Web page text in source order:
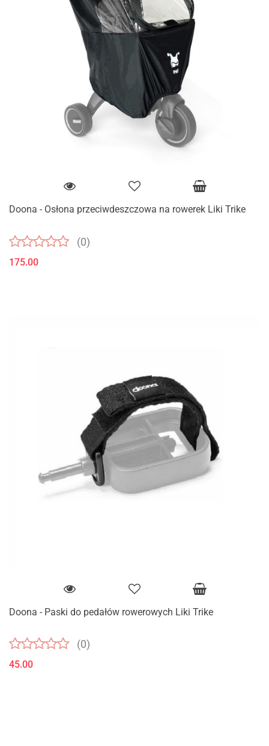
Doona - Osłona przeciwdeszczowa na rowerek Liki Trike
(0)
175.00
Doona - Paski do pedałów rowerowych Liki Trike
(0)
45.00